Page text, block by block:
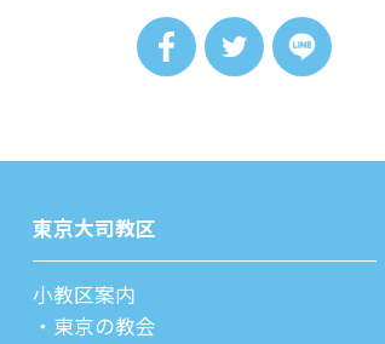
東京⼤司教区
⼩教区案内
東京の教会